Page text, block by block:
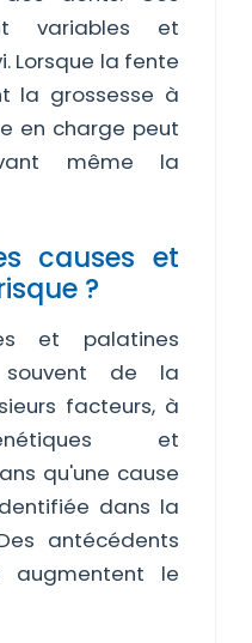
variables et
Lorsque la fente
la grossesse à
en charge peut
même la
causes et
?
et palatines
de la
facteurs, à
et
qu'une cause
dans la
antécédents
le